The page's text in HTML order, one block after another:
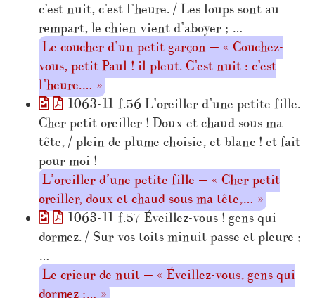
c’est nuit, c’est l’heure. / Les loups sont au
rempart, le chien vient d’aboyer ; …
Le coucher d’un petit garçon — « Couchez-
vous, petit Paul ! il pleut. C’est nuit : c’est
l’heure.… »
1063-11 f.56 L’oreiller d’une petite fille.
Cher petit oreiller ! Doux et chaud sous ma
tête, / plein de plume choisie, et blanc ! et fait
pour moi !
L’oreiller d’une petite fille — « Cher petit
oreiller, doux et chaud sous ma tête,… »
1063-11 f.57 Éveillez-vous ! gens qui
dormez. / Sur vos toits minuit passe et pleure ;
…
Le crieur de nuit — « Éveillez-vous, gens qui
dormez ;… »